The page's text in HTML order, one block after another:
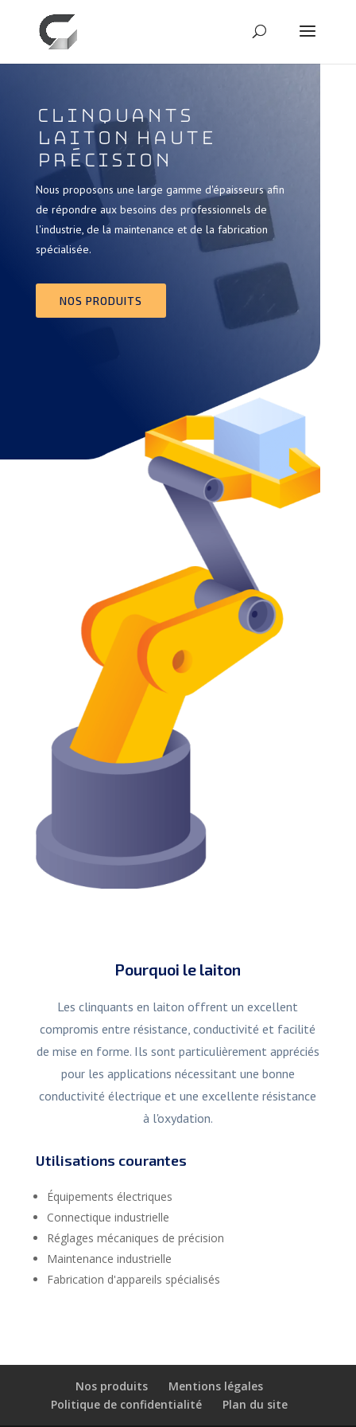
CLINQUANTS
LAITON HAUTE
PRÉCISION
Nous proposons une large gamme d'épaisseurs afin
de répondre aux besoins des professionnels de
l'industrie, de la maintenance et de la fabrication
spécialisée.
NOS PRODUITS
Pourquoi le laiton
Les clinquants en laiton offrent un excellent
compromis entre résistance, conductivité et facilité
de mise en forme. Ils sont particulièrement appréciés
pour les applications nécessitant une bonne
conductivité électrique et une excellente résistance
à l'oxydation.
Utilisations courantes
Équipements électriques
Connectique industrielle
Réglages mécaniques de précision
Maintenance industrielle
Fabrication d'appareils spécialisés
Nos produits
Mentions légales
Politique de confidentialité
Plan du site